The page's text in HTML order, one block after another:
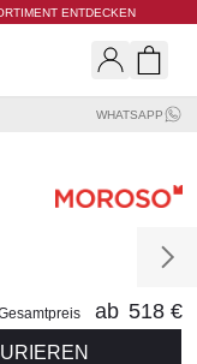
ENTDECKEN
WHATSAPP
ab 518 €